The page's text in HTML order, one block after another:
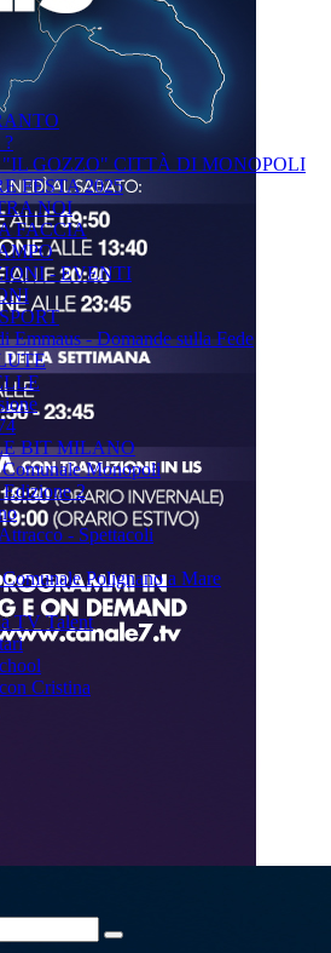
?
"IL GOZZO" CITTÀ DI MONOPOLI
FESTA 2025
NOI
FACCIA
- EVENTI
Emmaus - Domande sulla Fede
BIT MILANO
Monopoli
2
- Spettacoli
Polignano a Mare
TV Talent
Cristina